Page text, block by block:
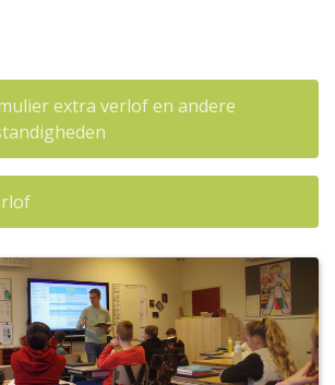
extra verlof en andere